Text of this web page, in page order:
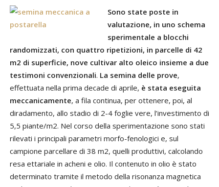
Sono state poste in
valutazione, in uno schema
sperimentale a blocchi
randomizzati, con quattro ripetizioni, in parcelle di 42
m2 di superficie, nove cultivar alto oleico insieme a due
testimoni convenzionali. La semina delle prove,
effettuata nella prima decade di aprile, è stata eseguita
meccanicamente, a fila continua, per ottenere, poi, al
diradamento, allo stadio di 2-4 foglie vere, l’investimento di
5,5 piante/m2. Nel corso della sperimentazione sono stati
rilevati i principali parametri morfo-fenologici e, sul
campione parcellare di 38 m2, quelli produttivi, calcolando
resa ettariale in acheni e olio. Il contenuto in olio è stato
determinato tramite il metodo della risonanza magnetica